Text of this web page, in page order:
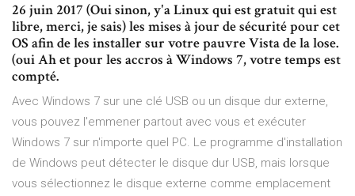
26 juin 2017 (Oui sinon, y'a Linux qui est gratuit qui est
libre, merci, je sais) les mises à jour de sécurité pour cet
OS afin de les installer sur votre pauvre Vista de la lose.
(oui Ah et pour les accros à Windows 7, votre temps est
compté.
Avec Windows 7 sur une clé USB ou un disque dur externe,
vous pouvez l'emmener partout avec vous et exécuter
Windows 7 sur n'importe quel PC. Le programme d'installation
de Windows peut détecter le disque dur USB, mais lorsque
vous sélectionnez le disque externe comme emplacement